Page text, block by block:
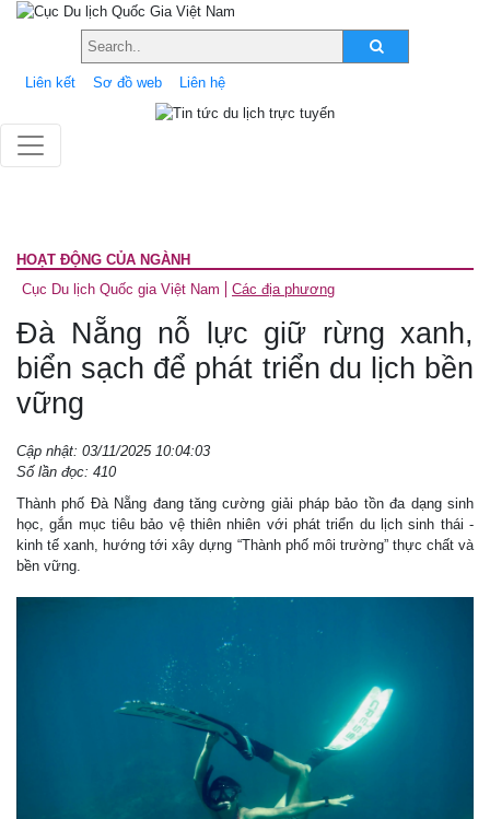
Liên kết Sơ đồ web Liên hệ
HOẠT ĐỘNG CỦA NGÀNH
Cục Du lịch Quốc gia Việt Nam
Các địa phương
Đà Nẵng nỗ lực giữ rừng xanh,
biển sạch để phát triển du lịch bền
vững
Cập nhật: 03/11/2025 10:04:03
Số lần đọc: 410
Thành phố Đà Nẵng đang tăng cường giải pháp bảo tồn đa dạng sinh
học, gắn mục tiêu bảo vệ thiên nhiên với phát triển du lịch sinh thái -
kinh tế xanh, hướng tới xây dựng “Thành phố môi trường” thực chất và
bền vững.